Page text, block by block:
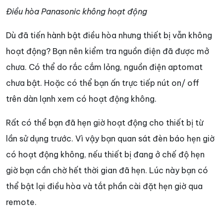
Điều hòa Panasonic không hoạt động
Dù đã tiến hành bật điều hòa nhưng thiết bị vẫn không
hoạt động? Bạn nên kiểm tra nguồn điện đã được mở
chưa. Có thể do rắc cắm lỏng, nguồn điện aptomat
chưa bật. Hoặc có thể bạn ấn trực tiếp nút on/ off
trên dàn lạnh xem có hoạt động không.
Rất có thể bạn đã hẹn giờ hoạt động cho thiết bị từ
lần sử dụng trước. Vì vậy bạn quan sát đèn báo hẹn giờ
có hoạt động không, nếu thiết bị đang ở chế độ hẹn
giờ bạn cần chờ hết thời gian đã hẹn. Lúc này bạn có
thể bật lại điều hòa và tắt phần cài đặt hẹn giờ qua
remote.